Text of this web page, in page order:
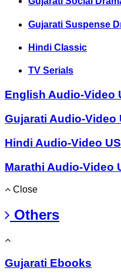
Gujarati Suspense
Hindi Classic
TV Serials
English Audio-Video
Gujarati Audio-Video
Hindi Audio-Video
Marathi Audio-Video
Close
Others
Gujarati Ebooks